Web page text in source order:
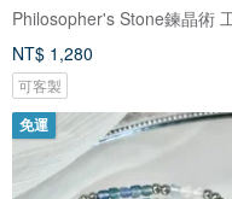
NT$ 1,280
可客製
免運